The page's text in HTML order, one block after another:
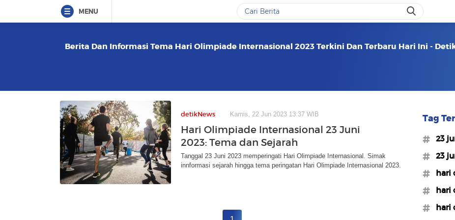
MENU
Berita Dan Informasi Tema Hari Olimpiade Internasional 2023 Terkini Dan Terbaru Hari Ini -
detikNews Kamis, 22 Jun 2023 13:37 WIB
Hari Olimpiade Internasional 23 Juni
2023: Tema dan Sejarah
Tanggal 23 Juni 2023 memperingati Hari Olimpiade Internasional. Simak
innformasi sejarah hingga tema peringatan Hari Olimpiade Internasional 2023.
Tag
#23
#23